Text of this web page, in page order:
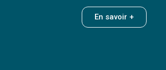
En savoir +